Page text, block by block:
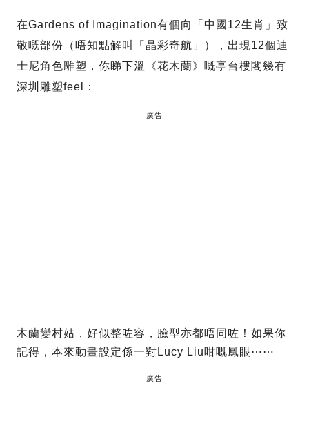
在Gardens of Imagination有個向「中國12生肖」致
敬嘅部份（唔知點解叫「晶彩奇航」），出現12個迪
士尼角色雕塑，你睇下溫《花木蘭》嘅亭台樓閣幾有
深圳雕塑feel：
廣告
木蘭變村姑，好似整咗容，臉型亦都唔同咗！如果你
記得，本來動畫設定係一對Lucy Liu咁嘅鳳眼⋯⋯
廣告